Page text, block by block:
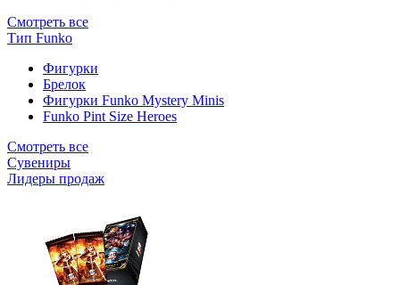
Смотреть все
Тип Funko
Фигурки
Брелок
Фигурки Funko Mystery Minis
Funko Pint Size Heroes
Смотреть все
Сувениры
Лидеры продаж